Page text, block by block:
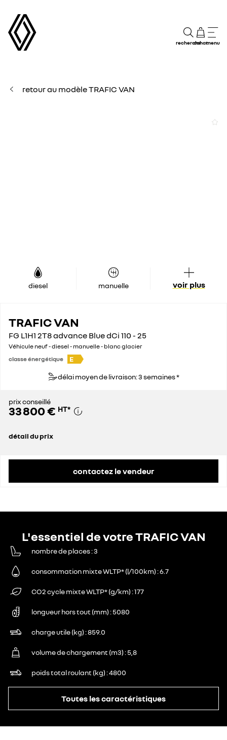
rechercheachatmenu
retour au modèle TRAFIC VAN
diesel manuelle voir plus
TRAFIC VAN
FG L1H1 2T8 advance Blue dCi 110 - 25
Véhicule neuf - diesel - manuelle - blanc glacier
classe énergétique
E
délai moyen de livraison: 3 semaines *
prix conseillé
33 800 € HT*
détail du prix
contactez le vendeur
L'essentiel de votre TRAFIC VAN
nombre de places 3
consommation mixte WLTP* (l/100km) 6.7
CO2 cycle mixte WLTP* (g/km) 177
longueur hors tout (mm) 5080
charge utile (kg) 859.0
volume de chargement (m3) 5,8
poids total roulant (kg) 4800
Toutes les caractéristiques